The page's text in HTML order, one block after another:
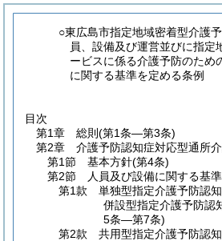
○東広島市指定地域密着型介護
員、設備及び運営並びに指定
ービスに係る介護予防のため
に関する基準を定める条例
目次
第1章
総則 (第1条―第3条)
第2章
介護予防認知症対応型通所
第1節
基本方針(第4条)
第2節
人員及び設備に関する基準
第1款
単独型指定介護予防認
併設型指定介護予防認
5条―第7条)
第2款
共用型指定介護予防認